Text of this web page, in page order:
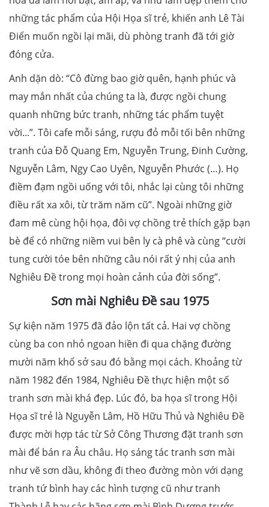
những tác phẩm của Hội Họa sĩ trẻ, khiến anh Lê Tài
Điển muốn ngồi lại mãi, dù phòng tranh đã tới giờ
đóng cửa.
Anh dặn dò: “Cô đừng bao giờ quên, hạnh phúc và
may mắn nhất của chúng ta là, được ngồi chung
quanh những bức tranh, những tác phẩm tuyệt
vời...”. Tôi cafe mỗi sáng, rượu đỏ mỗi tối bên những
tranh của Đỗ Quang Em, Nguyễn Trung, Đinh Cường,
Nguyễn Lâm, Ngy Cao Uyên, Nguyễn Phước (…). Họ
điềm đạm ngồi uống với tôi, nhắc lại cùng tôi những
điều rất xa xôi, từ trăm năm cũ”. Ngoài những giờ
đam mê cùng hội họa, đôi vợ chồng trẻ thích gặp bạn
bè để có những niềm vui bên ly cà phê và cùng “cười
tung cười tóe bên những câu nói rất ý nhị của anh
Nghiêu Đề trong mọi hoàn cảnh của đời sống”.
Sơn mài Nghiêu Đề sau 1975
Sự kiện năm 1975 đã đảo lộn tất cả. Hai vợ chồng
cùng ba con nhỏ ngoan hiền đi qua chặng đường
mười năm khổ sở sau đó bằng mọi cách. Khoảng từ
năm 1982 đến 1984, Nghiêu Đề thực hiện một số
tranh sơn mài khá đẹp. Lúc đó, ba họa sĩ trong Hội
Họa sĩ trẻ là Nguyễn Lâm, Hồ Hữu Thủ và Nghiêu Đề
được mời hợp tác từ Sở Công Thương đặt tranh sơn
mài để bán ra Âu châu. Họ sáng tác tranh sơn mài
như vẽ sơn dầu, không đi theo đường mòn với dạng
tranh tứ bình hay các hình tượng cũ như tranh